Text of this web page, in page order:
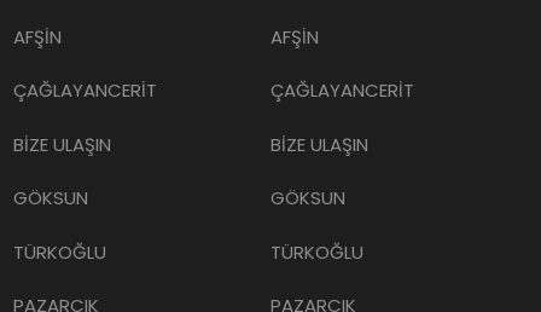
AFŞİN
ÇAĞLAYANCERİT
BİZE ULAŞIN
GÖKSUN
TÜRKOĞLU
PAZARCIK
AFŞİN
ÇAĞLAYANCERİT
BİZE ULAŞIN
GÖKSUN
TÜRKOĞLU
PAZARCIK